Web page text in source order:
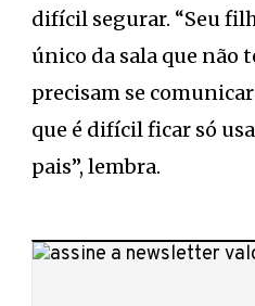
difícil segurar. “Seu
único da sala que não
precisam se
que é difícil ficar só
pais”, lembra.